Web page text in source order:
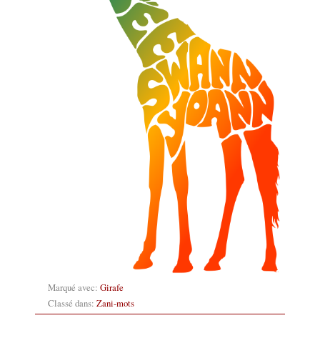
Marqué avec: Girafe
Classé dans: Zani-mots